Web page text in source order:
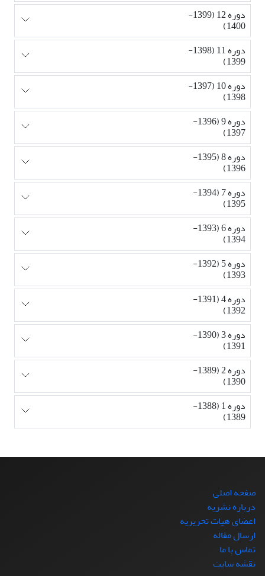
دوره 12 (1399-
1400)
دوره 11 (1398-
1399)
دوره 10 (1397-
1398)
دوره 9 (1396-
1397)
دوره 8 (1395-
1396)
دوره 7 (1394-
1395)
دوره 6 (1393-
1394)
دوره 5 (1392-
1393)
دوره 4 (1391-
1392)
دوره 3 (1390-
1391)
دوره 2 (1389-
1390)
دوره 1 (1388-
1389)
صفحه اصلی
درباره نشریه
اعضای هیات تحریریه
ارسال مقاله
تماس با ما
نقشه سایت